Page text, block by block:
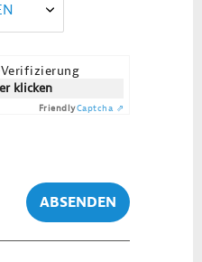
klicken
FriendlyCaptcha ⇗
ABSENDEN